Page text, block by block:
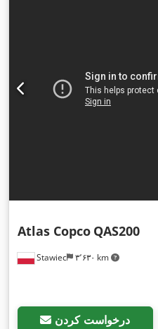
Stawiec ۳٬۶۳۰ km
Atlas Copco QAS200
درخواست کردن